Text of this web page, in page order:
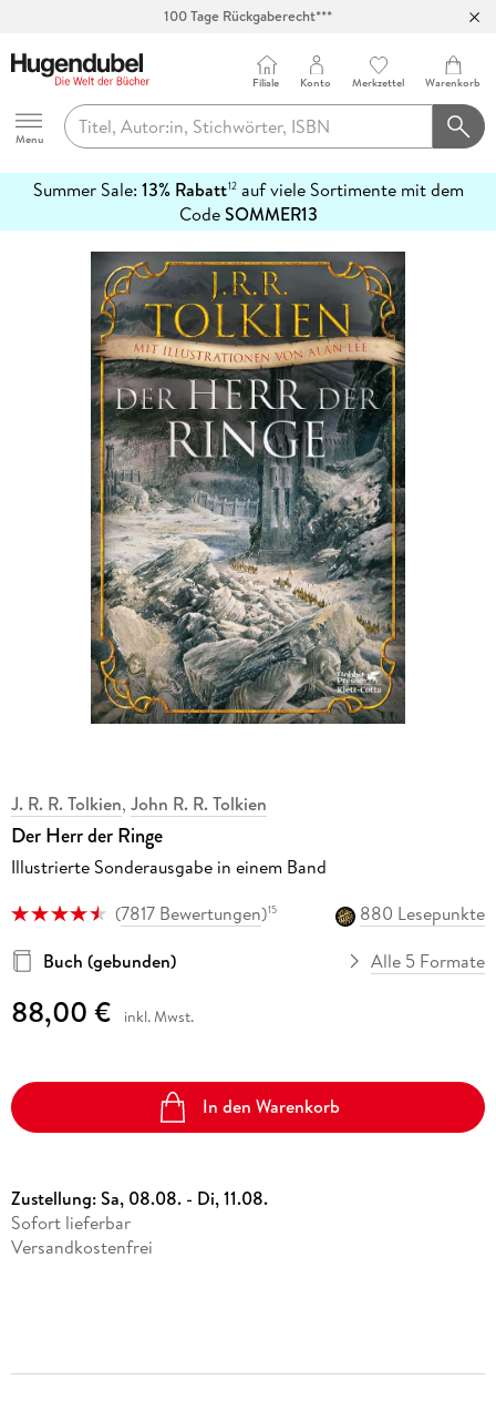
100 Tage Rückgaberecht***
Hugendubel
Menu
Filiale Konto Merkzettel Warenkorb
Summer Sale: 13% Rabatt12auf viele Sortimente mit dem
CodeSOMMER13
erfahren
J. R. R. Tolkien, John R. R. Tolkien
Der Herr der Ringe
Illustrierte Sonderausgabe in einem Band
(7817 Bewertungen)15
880 Lesepunkte
Buch (gebunden)
Alle 5 Formate
88,00 € inkl. Mwst.
In den Warenkorb
Zustellung:Sa, 08.08. - Di, 11.08.
Sofort lieferbar
Versandkostenfrei